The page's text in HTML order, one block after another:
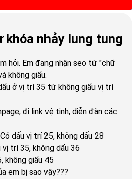
khóa nhảy lung tung
hỏi. Em đang nhận seo từ "chữ
không giấu.
ở vị trí 35 từ không giấu vị trí
đi link vệ tinh, diễn đàn các
dấu vị trí 25, không dấu 28
trí 35, không dấu 36
không giấu 45
em bị sao vậy???